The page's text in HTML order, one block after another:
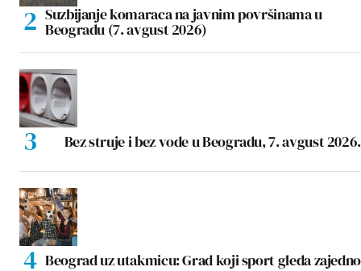
Suzbijanje komaraca na javnim površinama u
Beogradu (7. avgust 2026)
Bez struje i bez vode u Beogradu, 7. avgust 2026.
Beograd uz utakmicu: Grad koji sport gleda zajedno